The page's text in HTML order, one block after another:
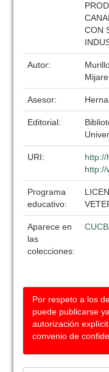
CON
Autor:
Asesor:
Editorial:
URI:
http://
http://
Programa
educativo:
Aparece en
las
colecciones:
Por respeto a los
puede publicarse
autorización
convenio de